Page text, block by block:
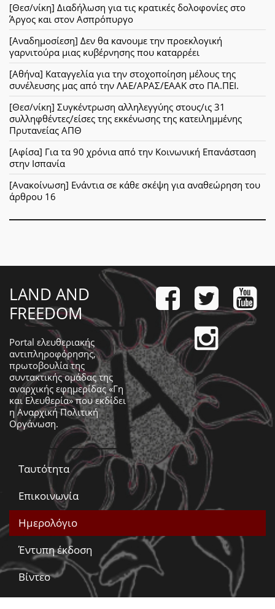
[Θεσ/νίκη] Διαδήλωση για τις κρατικές δολοφονίες στο
Άργος και στον Ασπρόπυργο
[Αναδημοσίεση] Δεν θα κανουμε την προεκλογική
γαρνιτούρα μιας κυβέρνησης που καταρρέει
[Αθήνα] Καταγγελία για την στοχοποίηση μέλους της
συνέλευσης μας από την ΛΑΕ/ΑΡΑΣ/ΕΑΑΚ στο ΠΑ.ΠΕΙ.
[Θεσ/νίκη] Συγκέντρωση αλληλεγγύης στους/ις 31
συλληφθέντες/είσες της εκκένωσης της κατειλημμένης
Πρυτανείας ΑΠΘ
[Αφίσα] Για τα 90 χρόνια από την Κοινωνική Επανάσταση
στην Ισπανία
[Ανακοίνωση] Ενάντια σε κάθε σκέψη για αναθεώρηση του
άρθρου 16
LAND AND
FREEDOM
Portal ελευθεριακής
αντιπληροφόρησης,
πρωτοβουλία της
συντακτικής ομάδας της
αναρχικής εφημερίδας «Γη
και Ελευθερία» που εκδίδει
ηΑναρχική Πολιτική
Οργάνωση.
Ταυτότητα
Επικοινωνία
Ημερολόγιο
Έντυπη έκδοση
Βίντεο